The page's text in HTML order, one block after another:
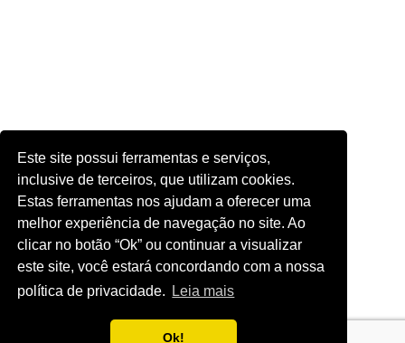
Este site possui ferramentas e serviços,
inclusive de terceiros, que utilizam cookies.
Estas ferramentas nos ajudam a oferecer uma
melhor experiência de navegação no site. Ao
clicar no botão “Ok” ou continuar a visualizar
este site, você estará concordando com a nossa
política de privacidade.
Leia mais
Ok!